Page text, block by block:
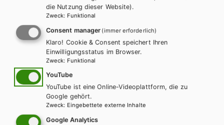
LEHRERSERVICE
Karin Ritz
+ 43 1 403 77 77 70
karin.ritz@hpt.at
die Nutzung dieser Website).
Zweck: Funktional
Consent manager (immer erforderlich)
Klaro! Cookie & Consent speichert Ihren
Einwilligungsstatus im Browser.
Zweck: Funktional
YouTube
YouTube ist eine Online-Videoplattform, die zu
Google gehört.
Zweck: Eingebettete externe Inhalte
Google Analytics